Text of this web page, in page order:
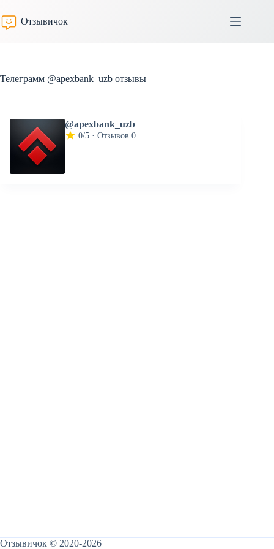
к
сути
Отзывичок
Телеграмм @apexbank_uzb отзывы
@apexbank_uzb
0/5 · Отзывов 0
Отзывичок © 2020-2026